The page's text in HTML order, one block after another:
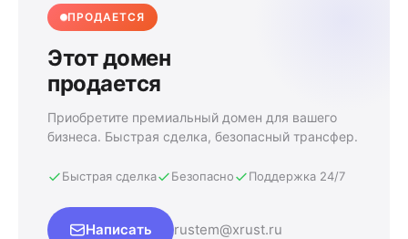
ПРОДАЕТСЯ
Этот домен
продается
Приобретите премиальный домен для вашего
бизнеса. Быстрая сделка, безопасный трансфер.
Быстрая сделка Безопасно Поддержка 24/7
Написать rustem@xrust.ru